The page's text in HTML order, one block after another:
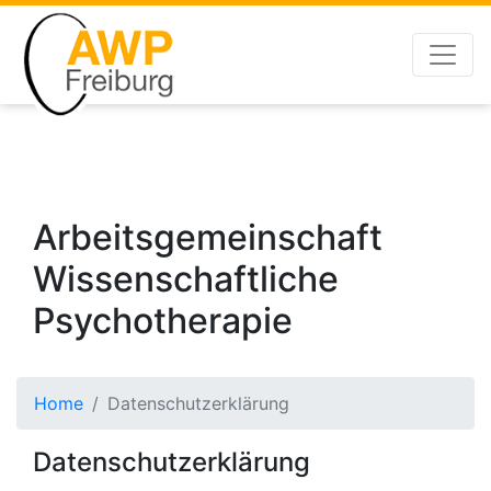
Arbeitsgemeinschaft
Wissenschaftliche
Psychotherapie
Home Datenschutzerklärung
Datenschutzerklärung